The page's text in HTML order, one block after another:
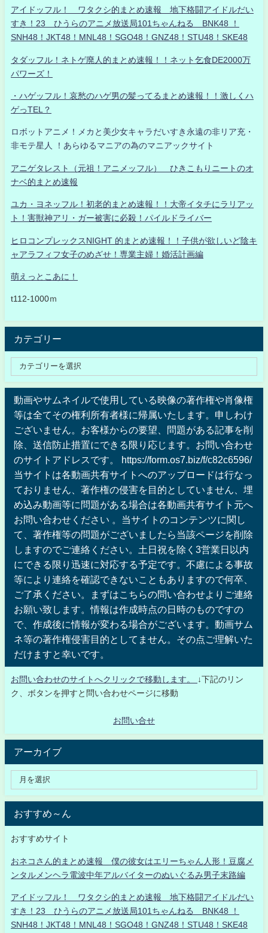
アイドッフル！ ワタクシ的まとめ速報 地下格闘アイドルだい
すき！23 ひうらのアニメ放送局101ちゃんねる BNK48 ！
SNH48！JKT48！MNL48！SGO48！GNZ48！STU48！SKE48
タダッフル！ネトゲ廃人的まとめ速報！！ネット乞食DE2000万
パワーズ！
・ハゲッフル！哀愁のハゲ男の髪ってるまとめ速報！！激しくハ
ゲっTEL？
ロボットアニメ！メカと美少女キャラだいすき永遠の非リア充・
非モテ星人 ！あらゆるマニアの為のマニアックサイト
アニゲタレスト（元祖！アニメッフル） ひきこもりニートのオ
ナベ的まとめ速報
ユカ・ヨネッフル！初老的まとめ速報！！大帝イタチにラリアッ
ト！害獣神アリ・ガー被害に必殺！パイルドライバー
ヒロコンプレックスNIGHT 的まとめ速報！！子供が欲しいど陰キ
ャアラフィフ女子のめざせ！専業主婦！婚活計画編
萌えっとこあに！
t112-1000ｍ
カテゴリー
動画やサムネイルで使用している映像の著作権や肖像権
等は全てその権利所有者様に帰属いたします。申しわけ
ございません。お客様からの要望、問題がある記事を削
除、送信防止措置にできる限り応じます。お問い合わせ
のサイトアドレスです。 https://form.os7.biz/f/c82c6596/
当サイトは各動画共有サイトへのアップロードは行なっ
ておりません、著作権の侵害を目的としていません、埋
め込み動画等に問題がある場合は各動画共有サイト元へ
お問い合わせください 。当サイトのコンテンツに関し
て、著作権等の問題がございましたら当該ページを削除
しますのでご連絡ください。土日祝を除く3営業日以内
にできる限り迅速に対応する予定です。不慮による事故
等により連絡を確認できないこともありますので何卒、
ご了承ください。まずはこちらの問い合わせよりご連絡
お願い致します。情報は作成時点の日時のものですの
で、作成後に情報が変わる場合がございます。動画サム
ネ等の著作権侵害目的としてません。その点ご理解いた
だけますと幸いです。
お問い合わせのサイトへクリックで移動します。
↓下記のリン
ク、ボタンを押すと問い合わせページに移動
お問い合せ
アーカイブ
おすすめ～ん
おすすめサイト
おネコさん的まとめ速報 僕の彼女はエリーちゃん人形！豆腐メ
ンタルメンヘラ電波中年アルバイターのぬいぐるみ男子末路編
アイドッフル！ ワタクシ的まとめ速報 地下格闘アイドルだい
すき！23 ひうらのアニメ放送局101ちゃんねる BNK48 ！
SNH48！JKT48！MNL48！SGO48！GNZ48！STU48！SKE48